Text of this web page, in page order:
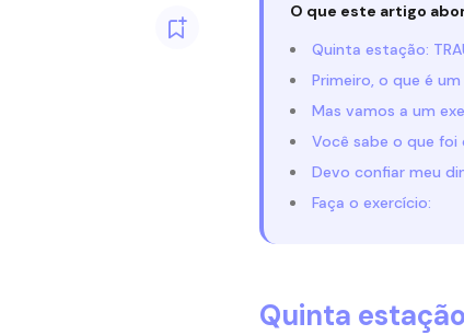
O que este artigo
Quinta estação:
Primeiro, o que é
Mas vamos a um
Você sabe o que
Devo confiar meu
Faça o exercício:
Quinta